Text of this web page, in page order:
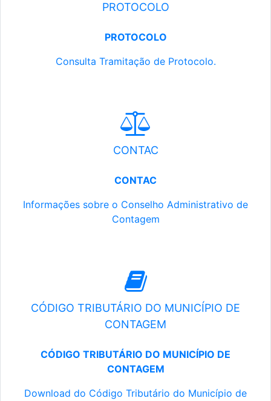
PROTOCOLO
PROTOCOLO
Consulta Tramitação de Protocolo.
CONTAC
CONTAC
Informações sobre o Conselho Administrativo de
Contagem
CÓDIGO TRIBUTÁRIO DO MUNICÍPIO DE
CONTAGEM
CÓDIGO TRIBUTÁRIO DO MUNICÍPIO DE
CONTAGEM
Download do Código Tributário do Município de